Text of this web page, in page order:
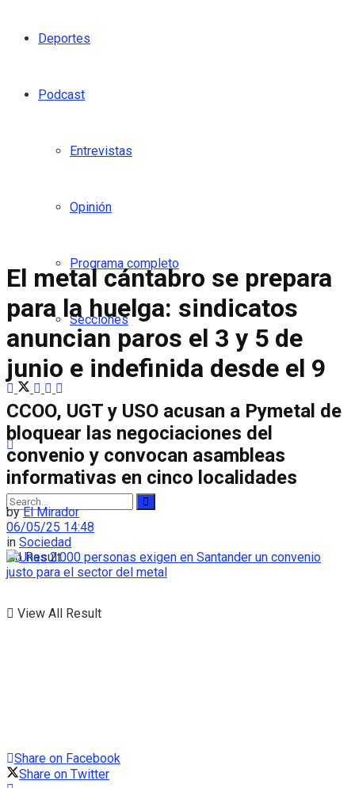
Deportes
Podcast
Entrevistas
Opinión
Programa completo
Secciones
No Result
View All Result
El metal cántabro se prepara
para la huelga: sindicatos
anuncian paros el 3 y 5 de
junio e indefinida desde el 9
CCOO, UGT y USO acusan a Pymetal de
bloquear las negociaciones del
convenio y convocan asambleas
informativas en cinco localidades
by El Mirador
06/05/25 14:48
in Sociedad
Share on Facebook
Share on Twitter